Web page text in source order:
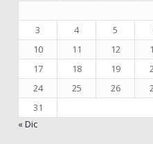
3
4 5
10
11 12
17
18 19
24
25 26
31
« Dic